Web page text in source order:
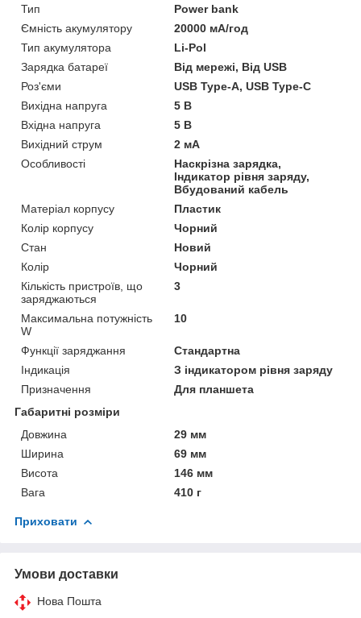
Тип
Power bank
Ємність акумулятору
20000 мА/год
Тип акумулятора
Li-Pol
Зарядка батареї
Від мережі, Від USB
Роз'єми
USB Type-A, USB Type-C
Вихідна напруга
5 В
Вхідна напруга
5 В
Вихідний струм
2 мА
Особливості
Наскрізна зарядка,
Індикатор рівня заряду,
Вбудований кабель
Матеріал корпусу
Пластик
Колір корпусу
Чорний
Стан
Новий
Колір
Чорний
Кількість пристроїв, що
заряджаються
3
Максимальна потужність
W
10
Функції заряджання
Стандартна
Індикація
З індикатором рівня заряду
Призначення
Для планшета
Габаритні розміри
Довжина
29 мм
Ширина
69 мм
Висота
146 мм
Вага
410 г
Приховати
Умови доставки
Нова Пошта